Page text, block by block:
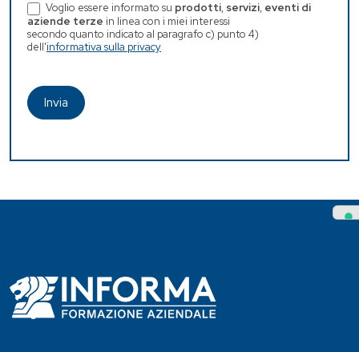
Voglio essere informato su prodotti, servizi, eventi di
aziende terze in linea con i miei interessi
secondo quanto indicato al paragrafo c) punto 4)
dell'informativa sulla privacy
Invia